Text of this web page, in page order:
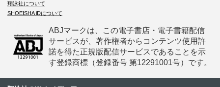
翔泳社について
SHOEISHA iDについて
ABJマークは、この電子書店・電子書籍配信
サービスが、著作権者からコンテンツ使用許
諾を得た正規版配信サービスであることを示
す登録商標（登録番号 第12291001号）です。